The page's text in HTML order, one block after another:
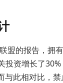
盟的报告，拥
投资增长了
与此相对比，